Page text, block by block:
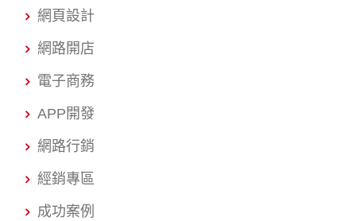
網頁設計
網路開店
電子商務
APP開發
網路行銷
經銷專區
成功案例